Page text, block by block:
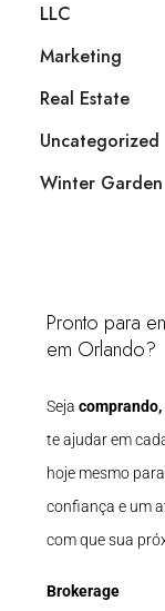
LLC
Marketing
Real Estate
Uncategorized
Winter Garden
Pronto para
em Orlando?
Seja
te ajudar em
hoje mesmo
confiança e um
com que sua
Brokerage